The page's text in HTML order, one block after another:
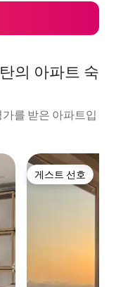
의 아파트 숙
를 받은 아파트입
게스트 선호
게스트 선호